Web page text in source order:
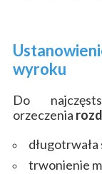
wyroku
Do
orzeczenia
długotrwała
trwonienie